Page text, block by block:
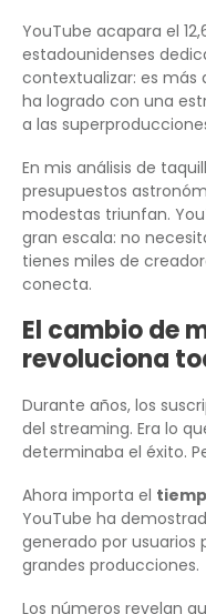
YouTube acapara el
estadounidenses
contextualizar: es más
ha logrado con una
a las
En mis análisis de
presupuestos
modestas triunfan.
gran escala: no
tienes miles de
conecta.
El cambio de
revoluciona
Durante años, los
del streaming. Era lo
determinaba el éxito.
Ahora importa el
YouTube ha
generado por
grandes producciones.
Los números revelan